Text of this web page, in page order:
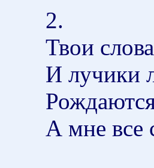
2.
Твои
И лучики
А мне все